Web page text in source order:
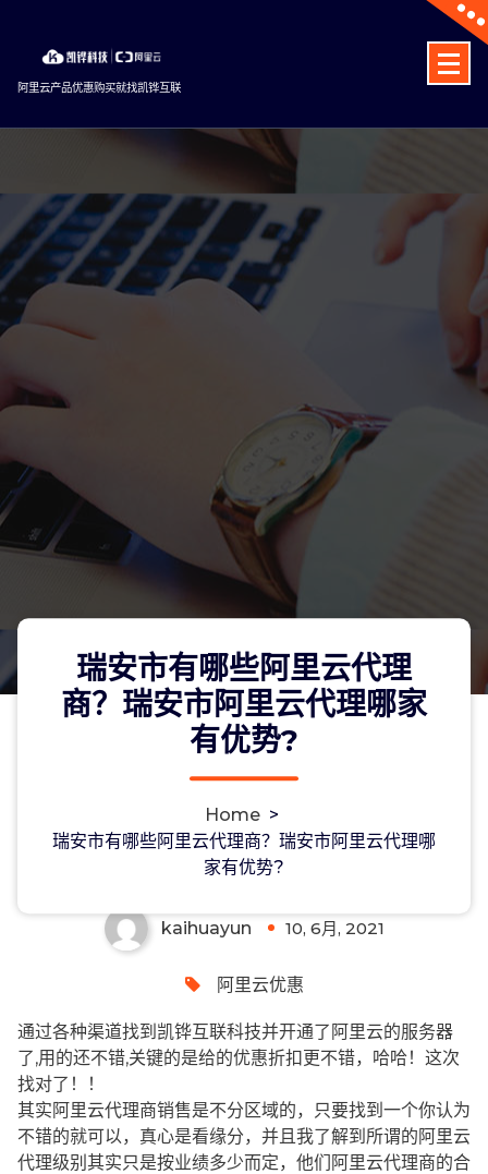
content
阿里云产品优惠购买就找凯铧互联
瑞安市有哪些阿里云代理
商？瑞安市阿里云代理哪家
有优势?
Home >
瑞安市有哪些阿里云代理商？瑞安市阿里云代理哪
家有优势?
里云代理哪家有优势?
kaihuayun 10, 6月, 2021
阿里云优惠
通过各种渠道找到凯铧互联科技并开通了阿里云的服务器
了,用的还不错,关键的是给的优惠折扣更不错，哈哈！这次
找对了！！
其实阿里云代理商销售是不分区域的，只要找到一个你认为
不错的就可以，真心是看缘分，并且我了解到所谓的阿里云
代理级别其实只是按业绩多少而定，他们阿里云代理商的合